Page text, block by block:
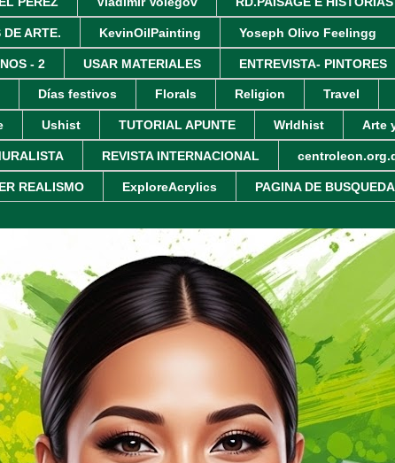
DE ARTE. KevinOilPainting Yoseph Olivo Feelingg
- 2 USAR MATERIALES ENTREVISTA- PINTORES
Días festivos Florals Religion Travel
Ushist TUTORIAL APUNTE Wrldhist Arte
REVISTA INTERNACIONAL
REALISMO ExploreAcrylics PAGINA DE